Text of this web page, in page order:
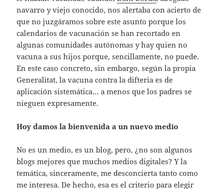
navarro y viejo conocido, nos alertaba con acierto de
que no juzgáramos sobre este asunto porque los
calendarios de vacunación se han recortado en
algunas comunidades autónomas y hay quien no
vacuna a sus hijos porque, sencillamente, no puede.
En este caso concreto, sin embargo, según la propia
Generalitat, la vacuna contra la difteria es de
aplicación sistemática… a menos que los padres se
nieguen expresamente.
Hoy damos la bienvenida a un nuevo medio
No es un medio, es un blog, pero, ¿no son algunos
blogs mejores que muchos medios digitales? Y la
temática, sinceramente, me desconcierta tanto como
me interesa. De hecho, esa es el criterio para elegir